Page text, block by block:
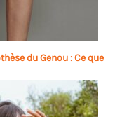
du Genou : Ce que